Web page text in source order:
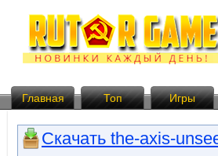
Главная Топ Игры
Скачать the-axis-